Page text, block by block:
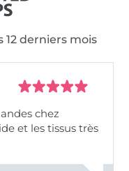
12 derniers mois
chez
et les tissus très